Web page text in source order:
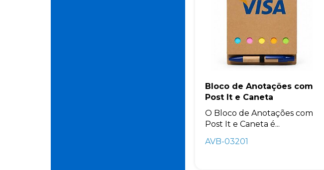
Bloco de Anotações com
Post It e Caneta
O Bloco de Anotações com
Post It e Caneta é...
AVB-03201